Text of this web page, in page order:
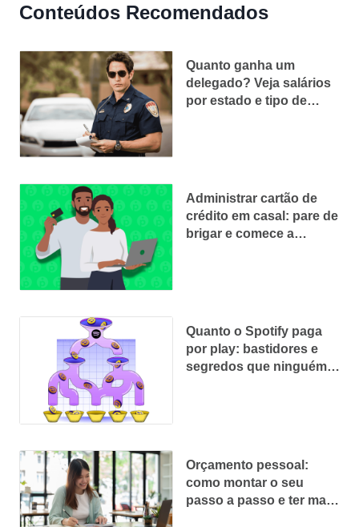
Conteúdos Recomendados
Quanto ganha um
delegado? Veja salários
por estado e tipo de
Administrar cartão de
crédito em casal: pare de
brigar e comece a
Quanto o Spotify paga
por play: bastidores e
segredos que ninguém
Orçamento pessoal:
como montar o seu
passo a passo e ter mais